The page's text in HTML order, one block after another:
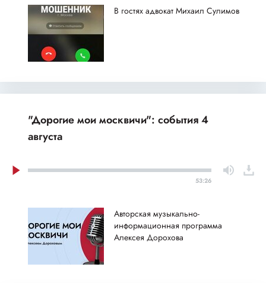
В гостях адвокат Михаил Сулимов
"Дорогие мои москвичи": события 4
августа
53:26
Авторская музыкально-
информационная программа
Алексея Дорохова